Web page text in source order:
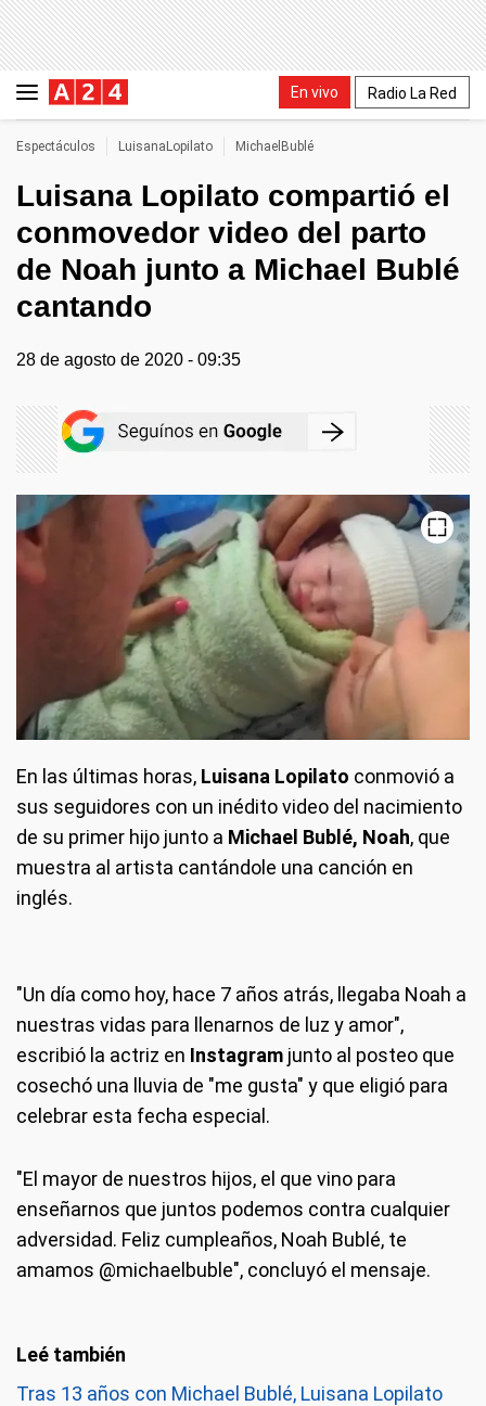
En vivo Radio La Red
Espectáculos LuisanaLopilato MichaelBublé
Luisana Lopilato compartió el
conmovedor video del parto
de Noah junto a Michael Bublé
cantando
28 de agosto de 2020 - 09:35
En las últimas horas, Luisana Lopilato conmovió a
sus seguidores con un inédito video del nacimiento
de su primer hijo junto a Michael Bublé, Noah, que
muestra al artista cantándole una canción en
inglés.
"Un día como hoy, hace 7 años atrás, llegaba Noah a
nuestras vidas para llenarnos de luz y amor",
escribió la actriz en Instagram junto al posteo que
cosechó una lluvia de "me gusta" y que eligió para
celebrar esta fecha especial.
"El mayor de nuestros hijos, el que vino para
enseñarnos que juntos podemos contra cualquier
adversidad. Feliz cumpleaños, Noah Bublé, te
amamos @michaelbuble", concluyó el mensaje.
Tras 13 años con Michael Bublé, Luisana Lopilato